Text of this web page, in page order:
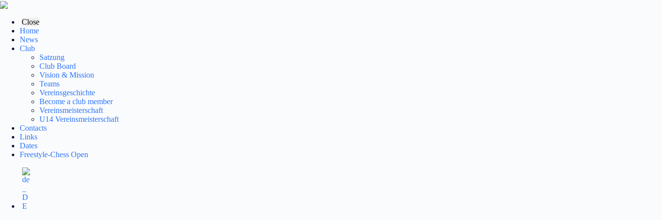
Skip
contentClose
Home
News
Club
Satzung
Club Board
Vision & Mission
Teams
Vereinsgeschichte
Become a club member
Vereinsmeisterschaft
U14 Vereinsmeisterschaft
Contacts
Links
Dates
Freestyle-Chess Open